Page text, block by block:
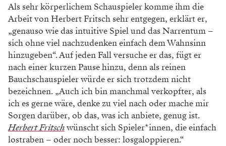
Als sehr körperlichem Schauspieler komme ihm die
Arbeit von Herbert Fritsch sehr entgegen, erklärt er,
„genauso wie das intuitive Spiel und das Narrentum –
sich ohne viel nachzudenken einfach dem Wahnsinn
hinzugeben“. Auf jeden Fall versuche er das, fügt er
nach einer kurzen Pause hinzu, denn als reinen
Bauchschauspieler würde er sich trotzdem nicht
bezeichnen. „Auch ich bin manchmal verkopfter, als
ich es gerne wäre, denke zu viel nach oder mache mir
Sorgen darüber, ob das, was ich anbiete, genug ist.
Herbert Fritschwünscht sich Spieler*innen, die einfach
lostraben – oder noch besser: losgaloppieren.“